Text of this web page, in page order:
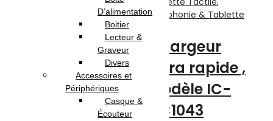
Inkax CH-57
Rotation 360°
Téléphonie & Tablette
Chargeur
ultra rapide ,
Modèle IC-
HC1043
D’alimentation
Boitier
Lecteur &
Graveur
Divers
Accessoires et
Périphériques
Casque &
Écouteur